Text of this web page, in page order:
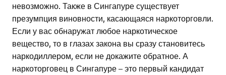
невозможно. Также в Сингапуре существует
презумпция виновности, касающаяся наркоторговли.
Если у вас обнаружат любое наркотическое
вещество, то в глазах закона вы сразу становитесь
наркодиллером, если не докажите обратное. А
наркоторговец в Сингапуре – это первый кандидат